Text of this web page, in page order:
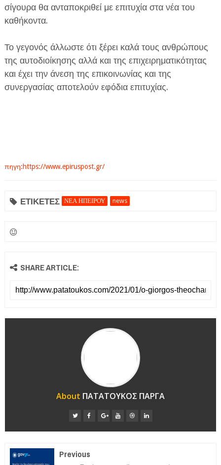
σίγουρα θα ανταποκριθεί με επιτυχία στα νέα του
καθήκοντα.
Το γεγονός άλλωστε ότι ξέρει καλά τους ανθρώπους
της αυτοδιοίκησης αλλά και της επιχειρηματικότητας
και έχει την άνεση της επικοινωνίας και της
συνεργασίας αποτελούν εφόδια επιτυχίας.
πηγη:https://www.epiruspost.gr/
ΕΤΙΚΕΤΕΣ ΝΕΑ ΗΠΕΙΡΟΥ news
SHARE ARTICLE:
About ΠΑΤΑΤΟΥΚΟΣ ΠΑΡΓΑ
Previous